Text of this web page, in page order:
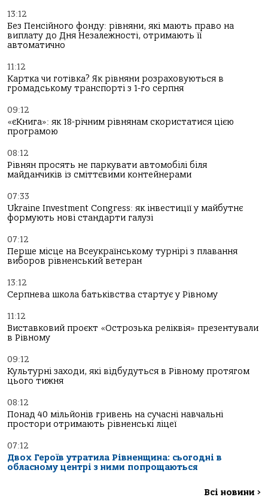
13:12
Без Пенсійного фонду: рівняни, які мають право на
виплату до Дня Незалежності, отримають її
автоматично
11:12
Картка чи готівка? Як рівняни розраховуються в
громадському транспорті з 1-го серпня
09:12
«єКнига»: як 18-річним рівнянам скористатися цією
програмою
08:12
Рівнян просять не паркувати автомобілі біля
майданчиків із сміттєвими контейнерами
07:33
Ukraine Investment Congress: як інвестиції у майбутнє
формують нові стандарти галузі
07:12
Перше місце на Всеукраїнському турнірі з плавання
виборов рівненський ветеран
13:12
Серпнева школа батьківства стартує у Рівному
11:12
Виставковий проєкт «Острозька реліквія» презентували
в Рівному
09:12
Культурні заходи, які відбудуться в Рівному протягом
цього тижня
08:12
Понад 40 мільйонів гривень на сучасні навчальні
простори отримають рівненські ліцеї
07:12
Двох Героїв утратила Рівненщина: сьогодні в
обласному центрі з ними попрощаються
Всі новини >